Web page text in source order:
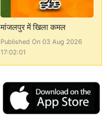
मांजलपुर में खिला कमल
Published On 03 Aug 2026
17:02:01